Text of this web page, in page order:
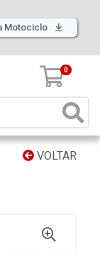
Motociclo
0
VOLTAR